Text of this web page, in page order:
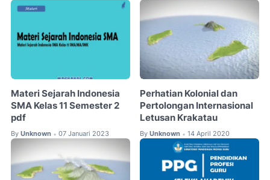
Materi Sejarah Indonesia
SMA Kelas 11 Semester 2
pdf
By Unknown • 07 Januari 2023
Perhatian Kolonial dan
Pertolongan Internasional
Letusan Krakatau
By Unknown • 14 April 2020